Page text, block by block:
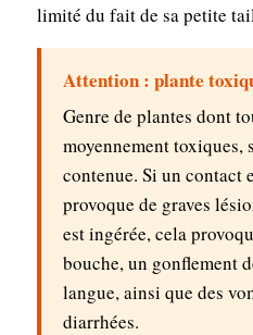
limité du fait de sa petite
Attention : plante
Genre de plantes dont
moyennement toxiques,
contenue. Si un contact
provoque de graves
est ingérée, cela
bouche, un gonflement
langue, ainsi que des
diarrhées.